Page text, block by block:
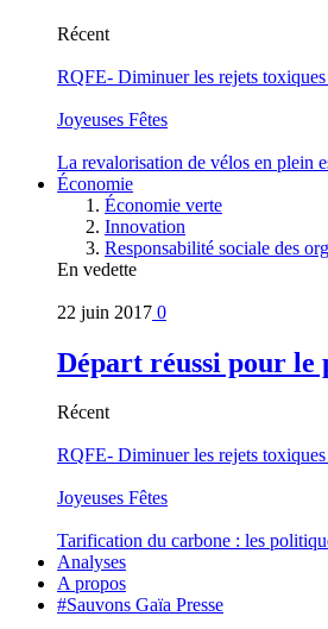
Récent
RQFE- Diminuer les rejets toxiques
Joyeuses Fêtes
La revalorisation de vélos en plein
Économie
Économie verte
Innovation
Responsabilité sociale des
En vedette
22 juin 2017 0
Départ réussi pour le
Récent
RQFE- Diminuer les rejets toxiques
Joyeuses Fêtes
Tarification du carbone : les
Analyses
A propos
#Sauvons Gaïa Presse